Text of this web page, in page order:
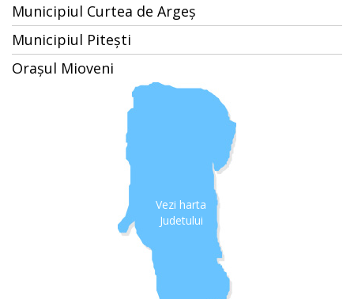
Municipiul Curtea de Argeș
Municipiul Pitești
Orașul Mioveni
Vezi harta
Judetului